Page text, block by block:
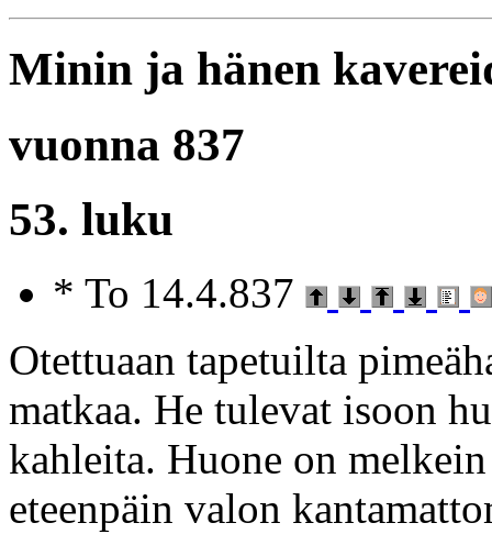
Minin ja hänen
vuonna 837
53. luku
* To 14.4.837
Otettuaan tapetuilta
matkaa. He tulevat isoon
kahleita. Huone on
eteenpäin valon